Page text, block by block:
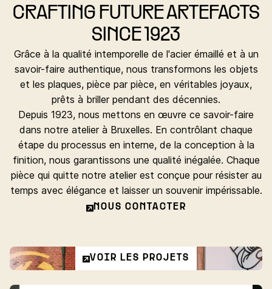
CRAFTING FUTURE ARTEFACTS
SINCE 1923
Grâce à la qualité intemporelle de l'acier émaillé et à un
savoir-faire authentique, nous transformons les objets
et les plaques, pièce par pièce, en véritables joyaux,
prêts à briller pendant des décennies.
Depuis 1923, nous mettons en œuvre ce savoir-faire
dans notre atelier à Bruxelles. En contrôlant chaque
étape du processus en interne, de la conception à la
finition, nous garantissons une qualité inégalée. Chaque
pièce qui quitte notre atelier est conçue pour résister au
temps avec élégance et laisser un souvenir impérissable.
NOUS CONTACTER
VOIR LES PROJETS